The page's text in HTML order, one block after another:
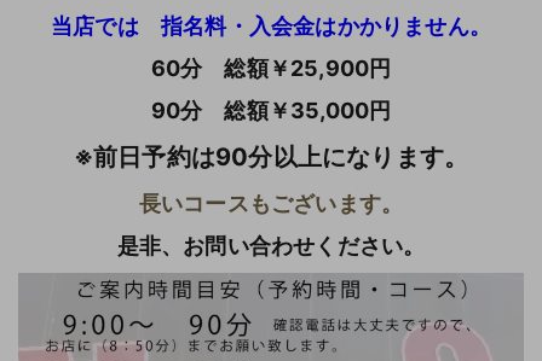
当店では 指名料・入会金はかかりません。
60分 総額￥25,900円
90分 総額￥35,000円
※前日予約は90分以上になります。
長いコースもございます。
是非、お問い合わせください。